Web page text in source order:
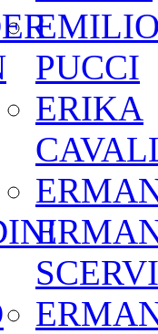
PUCCI
ERIKA